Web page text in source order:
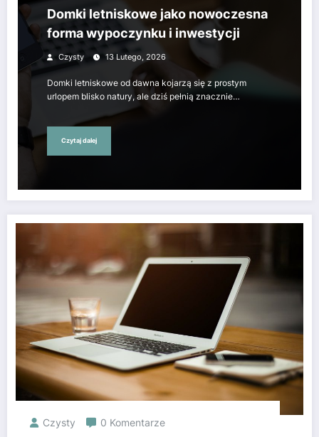
Domki letniskowe jako nowoczesna
forma wypoczynku i inwestycji
Czysty 13 Lutego, 2026
Domki letniskowe od dawna kojarzą się z prostym
urlopem blisko natury, ale dziś pełnią znacznie…
Czytaj dalej
Czysty 0 Komentarze